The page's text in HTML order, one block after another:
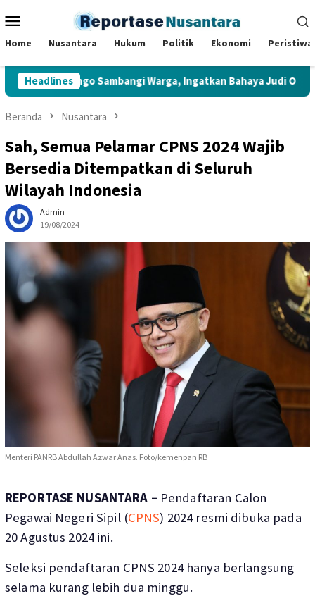
ke
Mobile
Home Nusantara Hukum Politik Ekonomi Peristiwa
Headlines
Bungo Sambangi Warga, Ingatkan Bahaya Judi Online dan
Beranda Nusantara
Sah, Semua Pelamar CPNS 2024 Wajib
Bersedia Ditempatkan di Seluruh
Wilayah Indonesia
Admin
19/08/2024
Menteri PANRB Abdullah Azwar Anas. Foto/kemenpan RB
REPORTASE NUSANTARA – Pendaftaran Calon
Pegawai Negeri Sipil (CPNS) 2024 resmi dibuka pada
20 Agustus 2024 ini.
Seleksi pendaftaran CPNS 2024 hanya berlangsung
selama kurang lebih dua minggu.